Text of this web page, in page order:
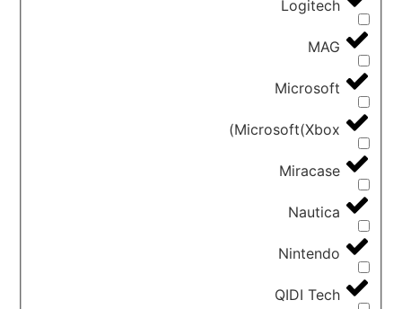
Logitech
MAG
Microsoft
Microsoft(Xbox)
Miracase
Nautica
Nintendo
QIDI Tech